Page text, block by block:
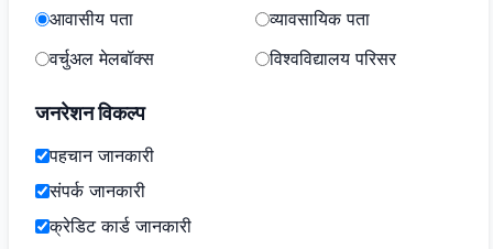
आवासीय पता
व्यावसायिक पता
वर्चुअल मेलबॉक्स
विश्वविद्यालय परिसर
जनरेशन विकल्प
पहचान जानकारी
संपर्क जानकारी
क्रेडिट कार्ड जानकारी